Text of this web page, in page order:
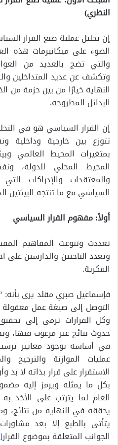
النظري)
إن تحليل عملية صنع القرار
الضوء على ميكانيزمات هذه
والتي تضج بالعديد من
وتكشف عن عديد المتداخلين
النهاية خيارًا من بين حزمة من
البدائل المطروحة.
إن القرار السياسي هو في
تتوزع بين خارجية وداخلية
بمتغيرات المحيط العالمي
المحيط المحلي للدولة،
والمعتقدات والإدراكات
السياسي مع ما تنتجه البيئتين
أولاً: مفهوم القرار السياسي
تعددت وتنوعت المفاهيم
وتعدد الباحثين والدارسين على
الفكرية.
فإسماعيل صبري مقلد يرى بأنه:
التوصل إلى صيغة عمل معقولة
وكل القرارات ترمي إلى
حدوث نتائج غير مرغوب فيها،
في أساسه بوجود معايير
عمليات الموازنة والترجيح
الاستقرار على قرار بذاته لا بد
بكل ما يمثله ويرمز إليه
العام لما يترتب على الأخذ
يحققه في النهاية من نتائج،
يتأتى بالطبع إلا بعد
الجوانب المتعلقة بموضوع القرار[1]